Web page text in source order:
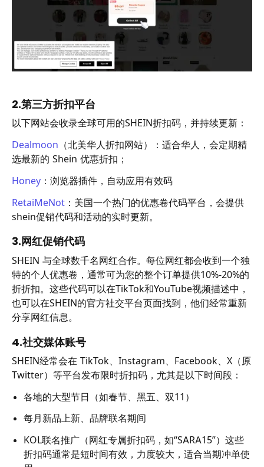
2.第三方折扣平台
以下网站会收录全球可用的SHEIN折扣码，并持续更新：
Dealmoon （北美华人折扣网站）：适合华人，会定期精
选最新的 Shein 优惠折扣；
Honey ：浏览器插件，自动应用有效码
RetaiMeNot ：美国一个热门的优惠卷代码平台，会提供
shein促销代码和活动的实时更新。
3.网红促销代码
SHEIN 与全球数千名网红合作。每位网红都会收到一个独
特的个人优惠卷，通常可为您的整个订单提供10%-20%的
折折扣。这些代码可以在TikTok和YouTube视频描述中，
也可以在SHEIN的官方社交平台页面找到，他们经常重新
分享网红信息。
4.社交媒体账号
SHEIN经常会在 TikTok、Instagram、Facebook、X（原
Twitter）等平台发布限时折扣码，尤其是以下时间段：
各地的大型节日（如春节、黑五、双11）
每月新品上新、品牌联名期间
KOL联名推广（网红专属折扣码，如“SARA15”）这些
折扣码通常是短时间有效，力度较大，适合当期冲单使